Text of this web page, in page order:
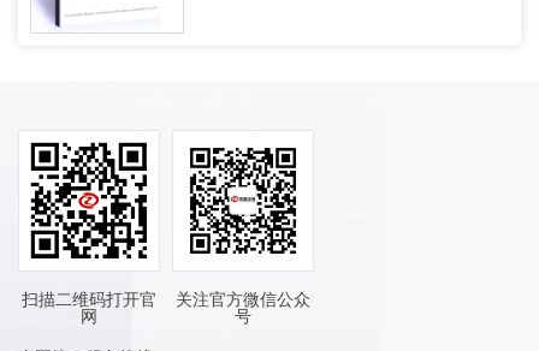
扫描二维码打开官
网
关注官方微信公众
号